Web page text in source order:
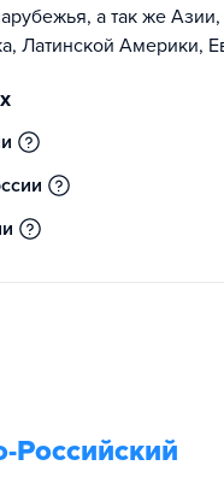
а так же
Латинской Америки,
Российский